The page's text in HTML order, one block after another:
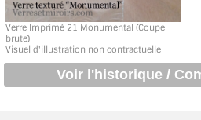
Verre Imprimé 21 Monumental (Coupe
brute)
Visuel d'illustration non contractuelle